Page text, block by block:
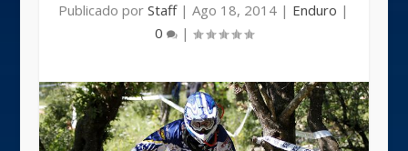
Publicado porStaff|Ago 18, 2014 | Enduro |
0
|